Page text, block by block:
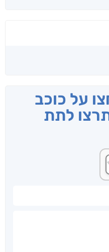
על כוכב
לתת